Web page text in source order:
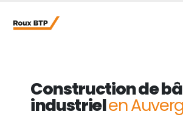
Construction de
industrielen